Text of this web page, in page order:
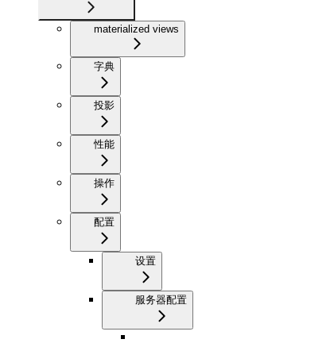
materialized views
字典
投影
性能
操作
配置
设置
服务器配置